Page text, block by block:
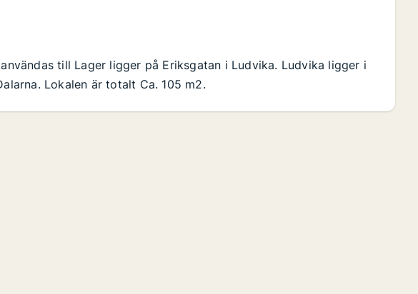
till Lager ligger på Eriksgatan i Ludvika. Ludvika ligger i
Lokalen är totalt Ca. 105 m2.